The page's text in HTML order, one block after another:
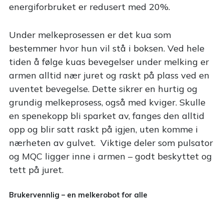
energiforbruket er redusert med 20%.
Under melkeprosessen er det kua som
bestemmer hvor hun vil stå i boksen. Ved hele
tiden å følge kuas bevegelser under melking er
armen alltid nær juret og raskt på plass ved en
uventet bevegelse. Dette sikrer en hurtig og
grundig melkeprosess, også med kviger. Skulle
en spenekopp bli sparket av, fanges den alltid
opp og blir satt raskt på igjen, uten komme i
nærheten av gulvet. Viktige deler som pulsator
og MQC ligger inne i armen – godt beskyttet og
tett på juret.
Brukervennlig – en melkerobot for alle